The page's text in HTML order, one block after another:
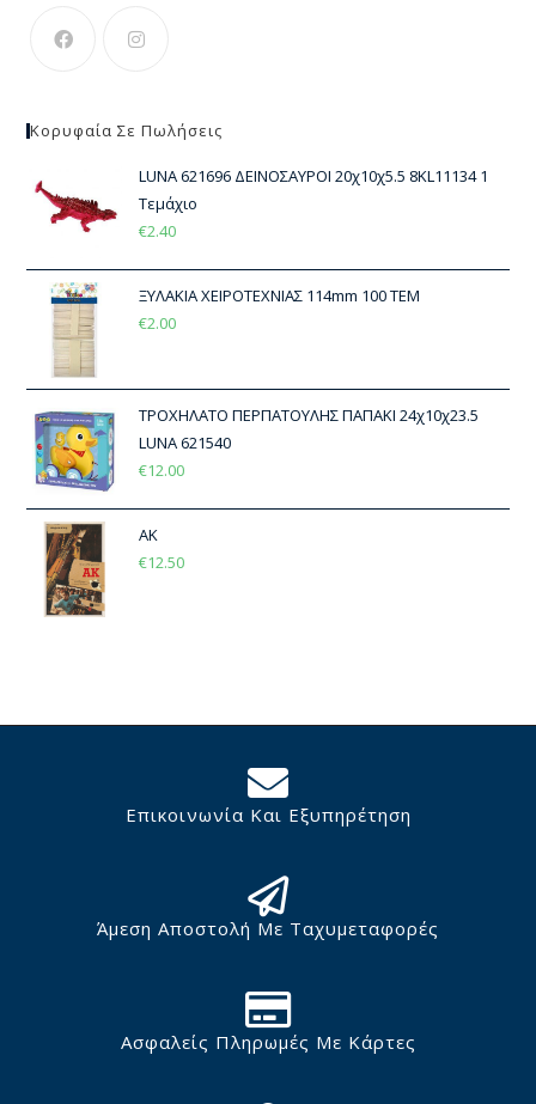
Κορυφαία Σε Πωλήσεις
LUNA 621696 ΔΕΙΝΟΣΑΥΡΟΙ 20χ10χ5.5 8KL11134 1
Τεμάχιο
€2.40
ΞΥΛΑΚΙΑ ΧΕΙΡΟΤΕΧΝΙΑΣ 114mm 100 ΤΕΜ
€2.00
ΤΡΟΧΗΛΑΤΟ ΠΕΡΠΑΤΟΥΛΗΣ ΠΑΠΑΚΙ 24χ10χ23.5
LUNA 621540
€12.00
ΑΚ
€12.50
Επικοινωνία Και Εξυπηρέτηση
Άμεση Αποστολή Με Ταχυμεταφορές
Ασφαλείς Πληρωμές Με Κάρτες